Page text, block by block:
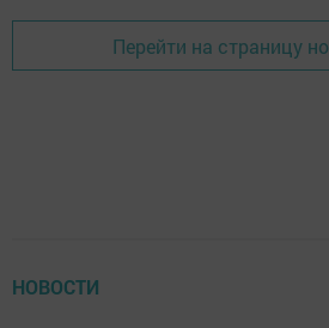
Перейти на страницу
НОВОСТИ